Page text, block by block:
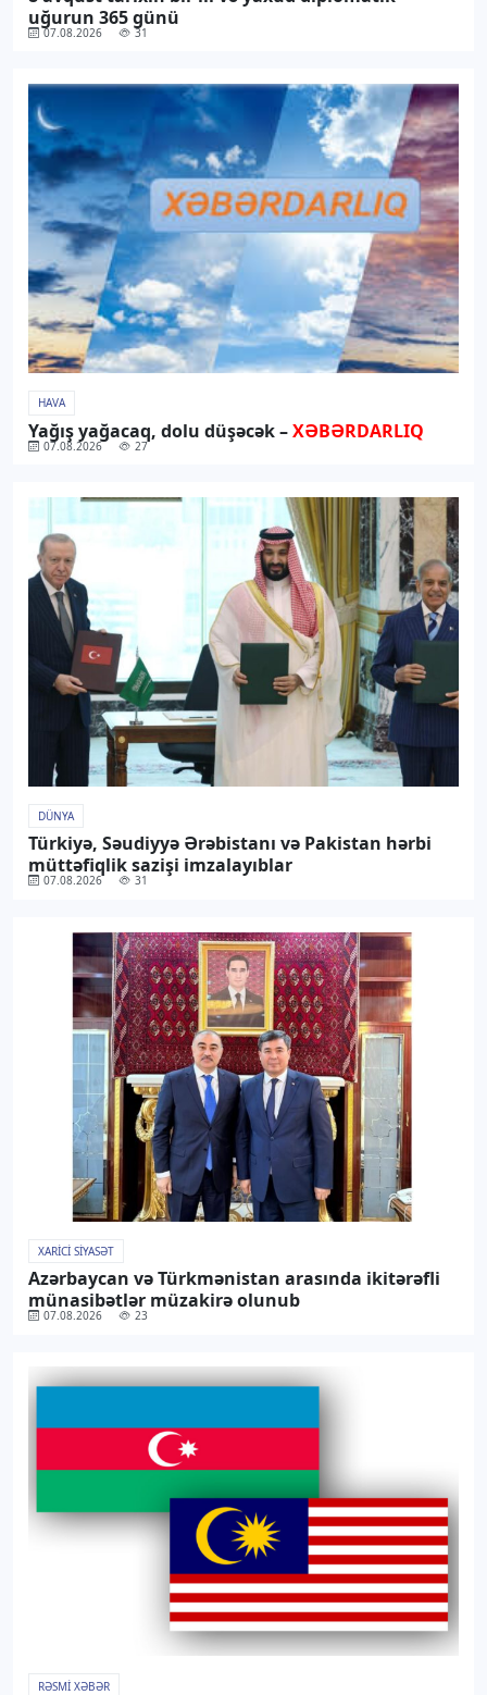
uğurun 365 günü
07.08.2026 31
HAVA
Yağış yağacaq, dolu düşəcək –XƏBƏRDARLIQ
07.08.2026 27
DÜNYA
Türkiyə, Səudiyyə Ərəbistanı və Pakistan hərbi
müttəfiqlik sazişi imzalayıblar
07.08.2026 31
XARICI SIYASƏT
Azərbaycan və Türkmənistan arasında ikitərəfli
münasibətlər müzakirə olunub
07.08.2026 23
RƏSMI XƏBƏR